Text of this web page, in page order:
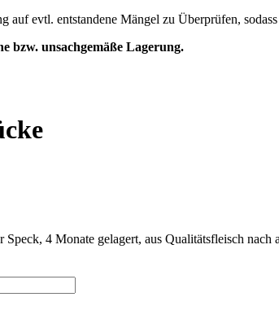
auf evtl. entstandene Mängel zu Überprüfen,
bzw. unsachgemäße Lagerung.
Speck, 4 Monate gelagert, aus Qualitätsfleisch